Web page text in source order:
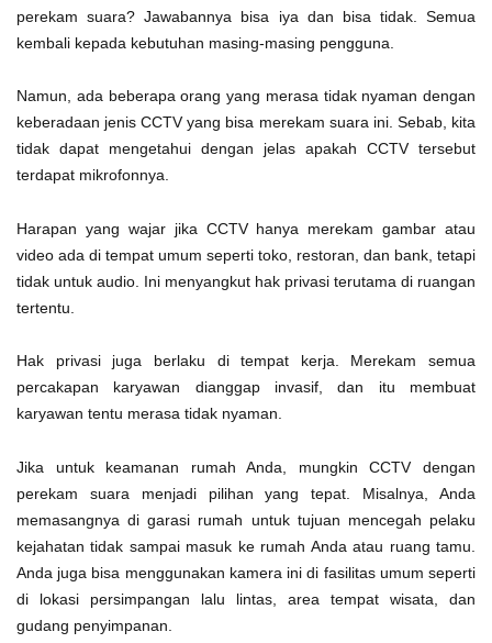
perekam suara? Jawabannya bisa iya dan bisa tidak. Semua
kembali kepada kebutuhan masing-masing pengguna.
Namun, ada beberapa orang yang merasa tidak nyaman dengan
keberadaan jenis CCTV yang bisa merekam suara ini. Sebab, kita
tidak dapat mengetahui dengan jelas apakah CCTV tersebut
terdapat mikrofonnya.
Harapan yang wajar jika CCTV hanya merekam gambar atau
video ada di tempat umum seperti toko, restoran, dan bank, tetapi
tidak untuk audio. Ini menyangkut hak privasi terutama di ruangan
tertentu.
Hak privasi juga berlaku di tempat kerja. Merekam semua
percakapan karyawan dianggap invasif, dan itu membuat
karyawan tentu merasa tidak nyaman.
Jika untuk keamanan rumah Anda, mungkin CCTV dengan
perekam suara menjadi pilihan yang tepat. Misalnya, Anda
memasangnya di garasi rumah untuk tujuan mencegah pelaku
kejahatan tidak sampai masuk ke rumah Anda atau ruang tamu.
Anda juga bisa menggunakan kamera ini di fasilitas umum seperti
di lokasi persimpangan lalu lintas, area tempat wisata, dan
gudang penyimpanan.